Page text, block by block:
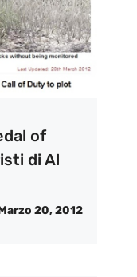
of
di Al
20, 2012